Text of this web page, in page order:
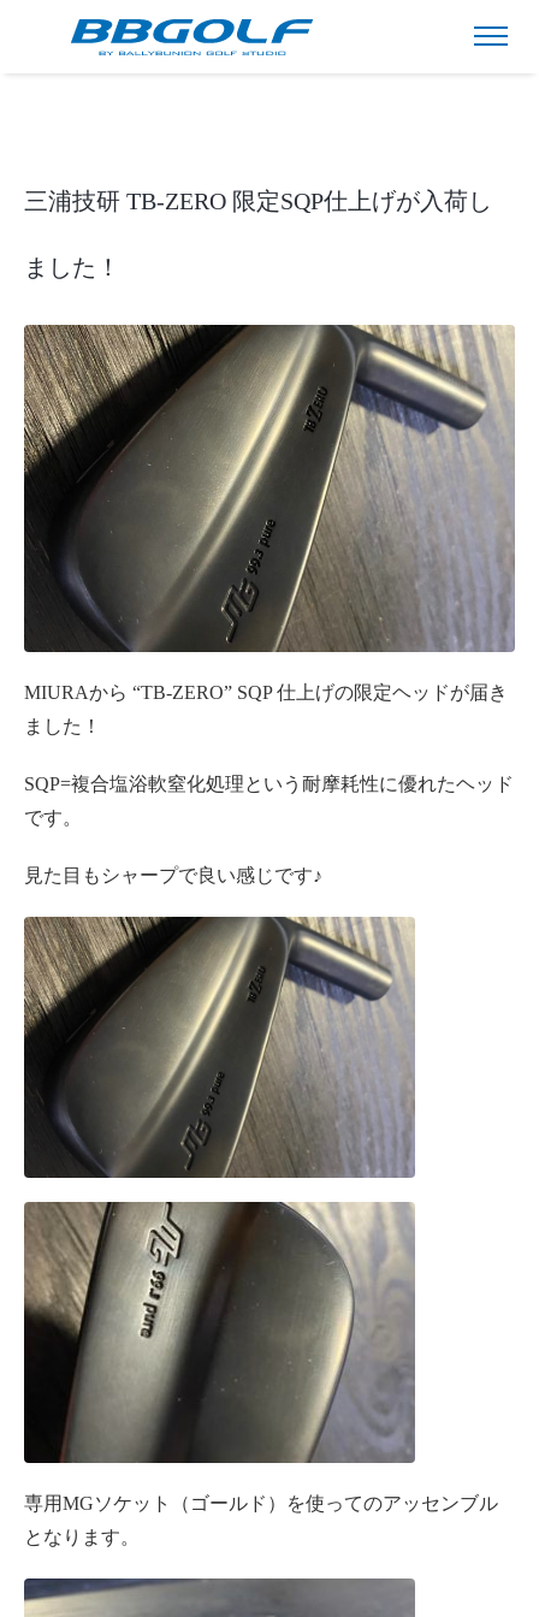
三浦技研 TB-ZERO 限定SQP仕上げが入荷し
ました！
MIURAから “TB-ZERO” SQP 仕上げの限定ヘッドが届き
ました！
SQP=複合塩浴軟窒化処理という耐摩耗性に優れたヘッド
です。
見た目もシャープで良い感じです♪
専用MGソケット（ゴールド）を使ってのアッセンブル
となります。